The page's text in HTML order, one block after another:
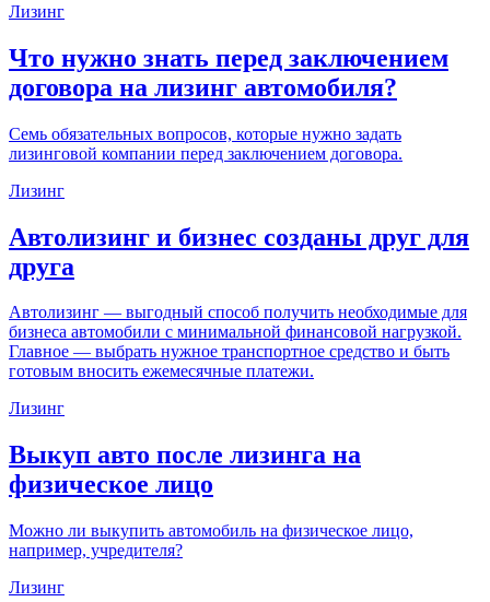
Лизинг
Что нужно знать перед заключением
договора на лизинг автомобиля?
Семь обязательных вопросов, которые нужно задать
лизинговой компании перед заключением договора.
Лизинг
Автолизинг и бизнес созданы друг для
друга
Автолизинг — выгодный способ получить необходимые для
бизнеса автомобили с минимальной финансовой нагрузкой.
Главное — выбрать нужное транспортное средство и быть
готовым вносить ежемесячные платежи.
Лизинг
Выкуп авто после лизинга на
физическое лицо
Можно ли выкупить автомобиль на физическое лицо,
например, учредителя?
Лизинг